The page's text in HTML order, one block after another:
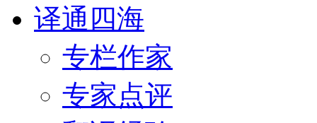
译通四海
专栏作家
专家点评